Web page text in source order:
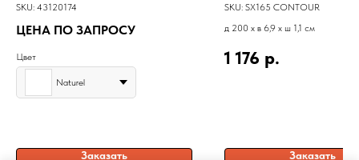
SKU: 43120174
ЦЕНА ПО ЗАПРОСУ
Цвет
Naturel
Заказать
SKU: SX165 CONTOUR
д 200 x в 6,9 x ш 1,1 см
1 176 р.
Заказать